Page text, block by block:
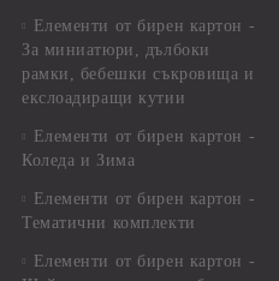
Елементи от бирен картон -
За миниатюри, дълбоки
рамки, бебешки съкровища и
екслоадиращи кутии
Елементи от бирен картон -
Коледа и Зима
Елементи от бирен картон -
Тематични комплекти
Елементи от бирен картон -